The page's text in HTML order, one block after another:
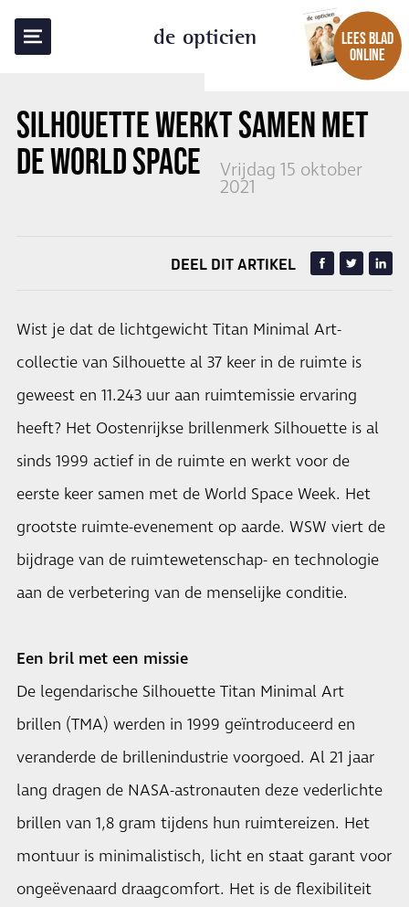
de opticien
LEES BLAD
ONLINE
SILHOUETTE WERKT SAMEN MET
DE WORLD SPACE WEEKVrijdag 15 oktober
2021
TERUG NAAR OVERZICHT
DEEL DIT ARTIKEL
Wist je dat de lichtgewicht Titan Minimal Art-
collectie van Silhouette al 37 keer in de ruimte is
geweest en 11.243 uur aan ruimtemissie ervaring
heeft? Het Oostenrijkse brillenmerk Silhouette is al
sinds 1999 actief in de ruimte en werkt voor de
eerste keer samen met de World Space Week. Het
grootste ruimte-evenement op aarde. WSW viert de
bijdrage van de ruimtewetenschap- en technologie
aan de verbetering van de menselijke conditie.
Een bril met een missie
De legendarische Silhouette Titan Minimal Art
brillen (TMA) werden in 1999 geïntroduceerd en
veranderde de brillenindustrie voorgoed. Al 21 jaar
lang dragen de NASA-astronauten deze vederlichte
brillen van 1,8 gram tijdens hun ruimtereizen. Het
montuur is minimalistisch, licht en staat garant voor
ongeëvenaard draagcomfort. Het is de flexibiliteit